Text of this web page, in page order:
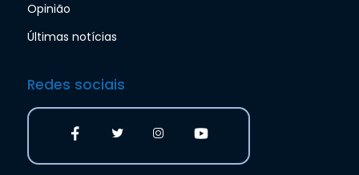
Opinião
Últimas notícias
Redes sociais